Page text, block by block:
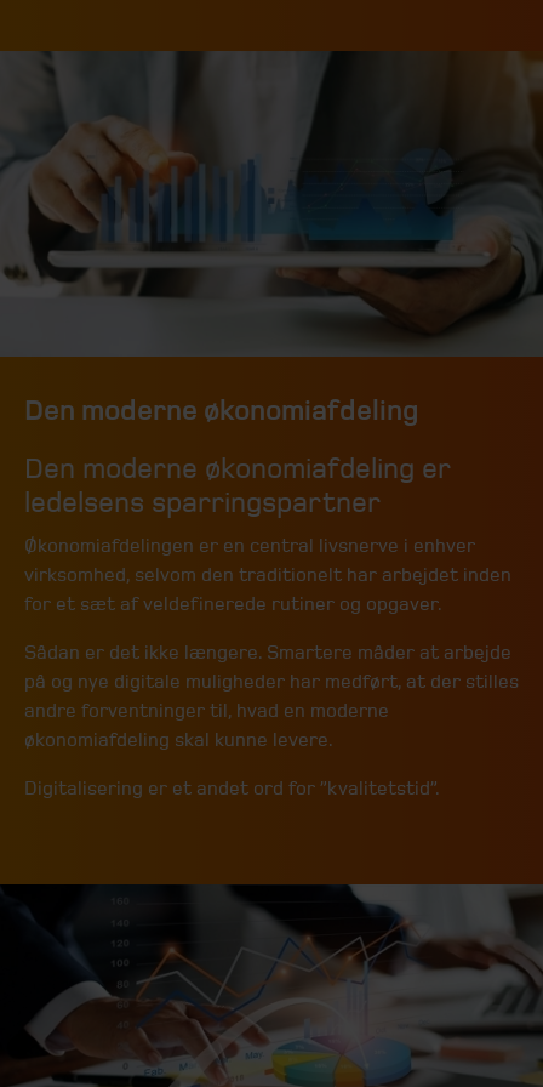
Den moderne økonomiafdeling
Den moderne økonomiafdeling er
ledelsens sparringspartner
Økonomiafdelingen er en central livsnerve i enhver
virksomhed, selvom den traditionelt har arbejdet inden
for et sæt af veldefinerede rutiner og opgaver.
Sådan er det ikke længere. Smartere måder at arbejde
på og nye digitale muligheder har medført, at der stilles
andre forventninger til, hvad en moderne
økonomiafdeling skal kunne levere.
Digitalisering er et andet ord for ”kvalitetstid”.